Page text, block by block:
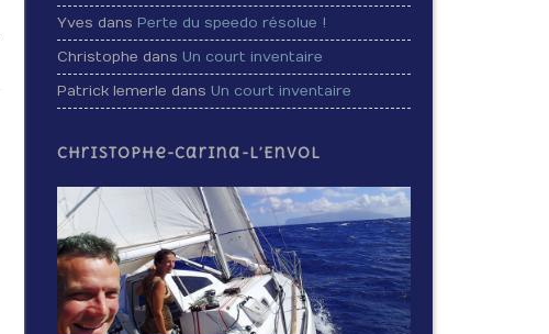
Yves dans Perte du speedo résolue !
Christophe dans Un court inventaire
Patrick lemerle dans Un court inventaire
Christophe-Carina-L’Envol